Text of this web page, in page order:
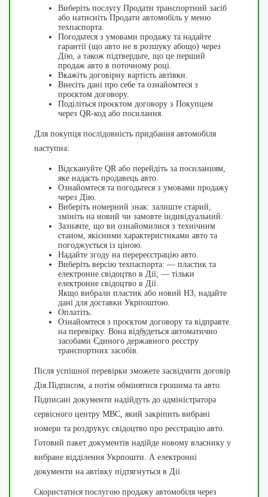
Виберіть послугу Продати транспортний засіб
або натисніть Продати автомобіль у меню
техпаспорта.
Погодьтеся з умовами продажу та надайте
гарантії (що авто не в розшуку абощо) через
Дію, а також підтвердьте, що це перший
продаж авто в поточному році.
Вкажіть договірну вартість автівки.
Внесіть дані про себе та ознайомтеся з
проєктом договору.
Поділіться проєктом договору з Покупцем
через QR-код або посилання.
Для покупця послідовність придбання автомобіля
наступна:
Відскануйте QR або перейдіть за посиланням,
яке надасть продавець авто.
Ознайомтеся та погодьтеся з умовами продажу
через Дію.
Виберіть номерний знак: залиште старий,
змініть на новий чи замовте індивідуальний.
Зазначте, що ви ознайомилися з технічним
станом, якісними характеристиками авто та
погоджується із ціною.
Надайте згоду на перереєстрацію авто.
Виберіть версію техпаспорта: — пластик та
електронне свідоцтво в Дії; — тільки
електронне свідоцтво в Дії.
Якщо вибрали пластик або новий НЗ, надайте
дані для доставки Укрпоштою.
Оплатіть.
Ознайомтеся з проєктом договору та відправте
на перевірку. Вона відбудеться автоматично
засобами Єдиного державного реєстру
транспортних засобів.
Після успішної перевірки зможете засвідчити договір
Дія.Підписом, а потім обмінятися грошима та авто.
Підписані документи надійдуть до адміністратора
сервісного центру МВС, який закріпить вибрані
номери та роздрукує свідоцтво про реєстрацію авто.
Готовий пакет документів надійде новому власнику у
вибране відділення Укрпошти. А електронні
документи на автівку підтягнуться в Дії.
Скористатися послугою продажу автомобіля через